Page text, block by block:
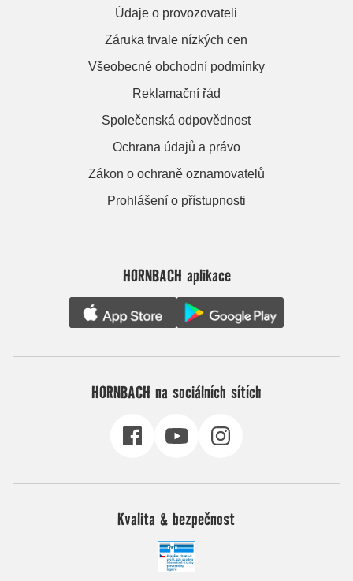
Údaje o provozovateli
Záruka trvale nízkých cen
Všeobecné obchodní podmínky
Reklamační řád
Společenská odpovědnost
Ochrana údajů a právo
Zákon o ochraně oznamovatelů
Prohlášení o přístupnosti
HORNBACH aplikace
HORNBACH na sociálních sítích
Kvalita & bezpečnost